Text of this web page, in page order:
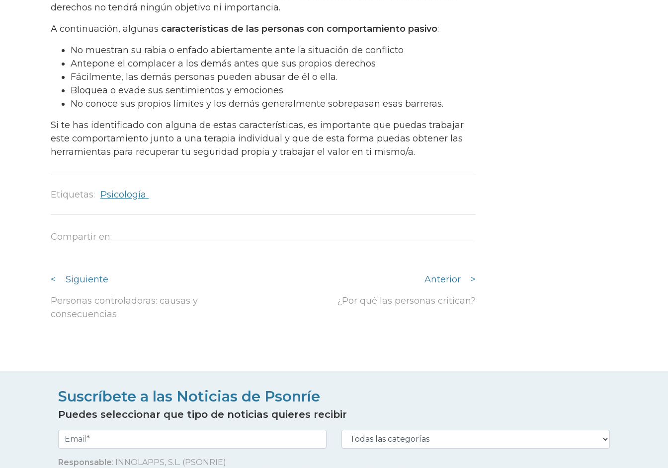
derechos no tendrá ningún objetivo ni importancia.
A continuación, algunas características de las personas con comportamiento pasivo:
No muestran su rabia o enfado abiertamente ante la situación de conflicto
Antepone el complacer a los demás antes que sus propios derechos
Fácilmente, las demás personas pueden abusar de él o ella.
Bloquea o evade sus sentimientos y emociones
No conoce sus propios límites y los demás generalmente sobrepasan esas barreras.
Si te has identificado con alguna de estas características, es importante que puedas trabajar
este comportamiento junto a una terapia individual y que de esta forma puedas obtener las
herramientas para recuperar tu seguridad propia y trabajar el valor en ti mismo/a.
Etiquetas: Psicología
Compartir en:
<
Siguiente
Personas controladoras: causas y
consecuencias
Anterior
>
¿Por qué las personas critican?
Suscríbete a las Noticias de Psonríe
Puedes seleccionar que tipo de noticias quieres recibir
Responsable: INNOLAPPS, S.L. (PSONRIE)